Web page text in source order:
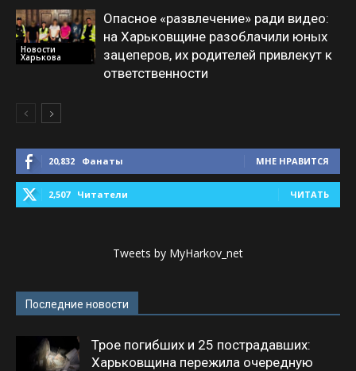
Новости
Харькова
Опасное «развлечение» ради видео:
на Харьковщине разоблачили юных
зацеперов, их родителей привлекут к
ответственности
20,832 Фанаты МНЕ НРАВИТСЯ
2,507 Читатели ЧИТАТЬ
Tweets by MyHarkov_net
Последние новости
Трое погибших и 25 пострадавших:
Харьковщина пережила очередную